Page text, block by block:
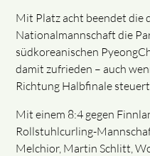
Mit Platz acht beendet die
Nationalmannschaft die
südkoreanischen
damit zufrieden – auch
Richtung Halbfinale
Mit einem 8:4 gegen
Rollstuhlcurling-
Melchior, Martin Schlitt,